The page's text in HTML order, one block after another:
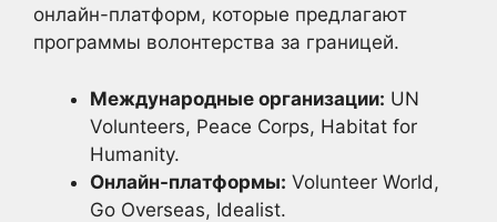
онлайн-платформ, которые предлагают
программы волонтерства за границей.
Международные организации: UN
Volunteers, Peace Corps, Habitat for
Humanity.
Онлайн-платформы: Volunteer World,
Go Overseas, Idealist.